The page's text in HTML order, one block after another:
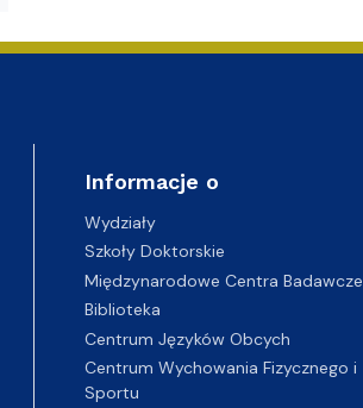
Informacje o
Wydziały
Szkoły Doktorskie
Międzynarodowe Centra Badawcze
Biblioteka
Centrum Języków Obcych
Centrum Wychowania Fizycznego i
Sportu